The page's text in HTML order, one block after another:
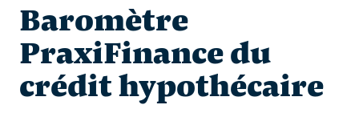
Baromètre
PraxiFinance du
crédit hypothécaire